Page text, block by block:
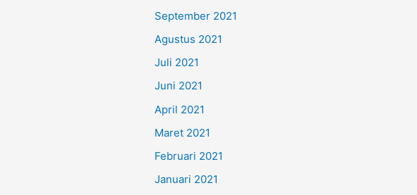
September 2021
Agustus 2021
Juli 2021
Juni 2021
April 2021
Maret 2021
Februari 2021
Januari 2021